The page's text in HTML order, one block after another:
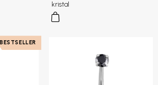
kristal
BESTSELLER